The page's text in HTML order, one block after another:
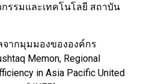
รรมและเทคโนโลยี สถาบัน
จากมุมมองขององค์กร
Memon, Regional
in Asia Pacific United